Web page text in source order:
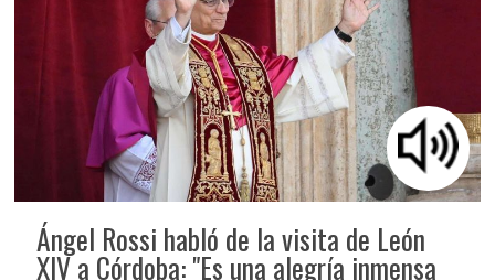
Ángel Rossi habló de la visita de León
XIV a Córdoba: "Es una alegría inmensa